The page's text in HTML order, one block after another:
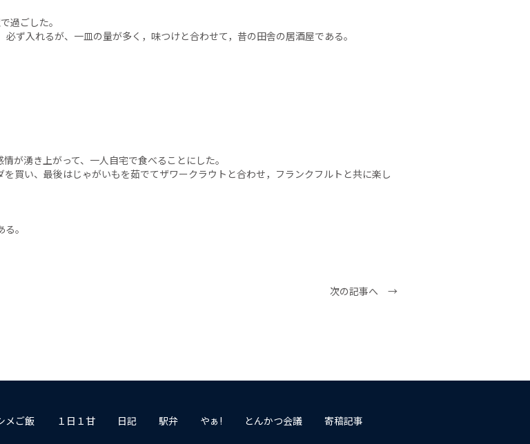
過ごした。
ず入れるが、一皿の量が多く，味つけと合わせて，昔の田舎の居酒屋である。
が湧き上がって、一人自宅で食べることにした。
買い、最後はじゃがいもを茹でてザワークラウトと合わせ，フランクフルトと共に楽し
。
次の記事へ →
メご飯 １日１甘 日記 駅弁 やぁ! とんかつ会議 寄稿記事